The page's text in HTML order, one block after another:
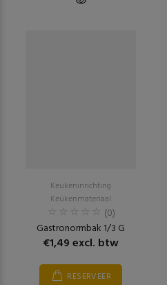
Keukeninrichting
Keukenmateriaal
(0)
Gastronormbak 1/3 G
€1,49 excl. btw
RESERVEER